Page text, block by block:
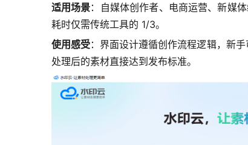
适用场景：自媒体创作者、电商运营、新媒
耗时仅需传统工具的 1/3。
使用感受：界面设计遵循创作流程逻辑，新
处理后的素材直接达到发布标准。